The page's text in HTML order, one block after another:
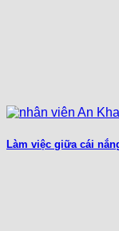
Làm việc giữa cái